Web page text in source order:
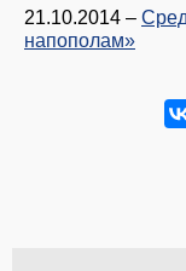
21.10.2014 –
напополам»